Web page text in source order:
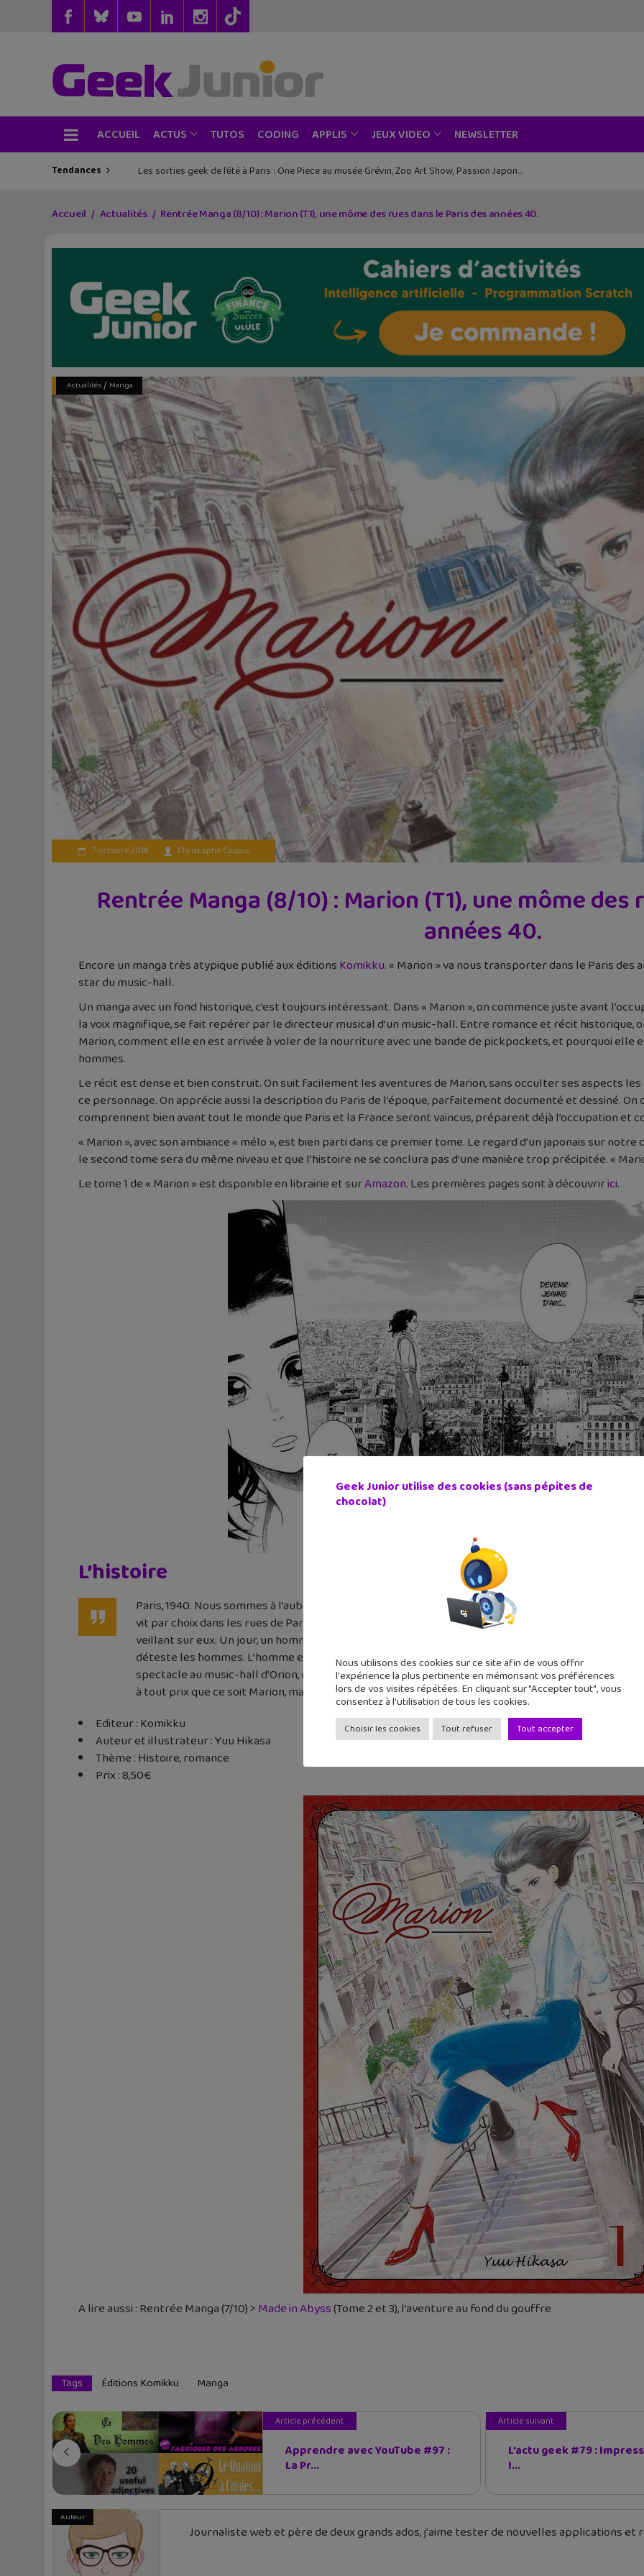
ACCUEIL ACTUS TUTOS CODING APPLIS JEUX VIDEO NEWSLETTER
Tendances Les sorties geek de l’été à Paris : One Piece au musée Grévin, Zoo Art Show, Passion Japon…
Accueil Actualités Rentrée Manga (8/10) : Marion (T1), une môme des rues dans le Paris des années 40.
Actualités/ Manga
7 octobre 2018 Christophe Coquis
Rentrée Manga (8/10) : Marion (T1), une môme
années 40.
Encore un manga très atypique publié aux éditionsKomikku. « Marion » va nous transporter dans le Paris des
star du music-hall.
Un manga avec un fond historique, c’est toujours intéressant. Dans « Marion », on commence juste avant
la voix magnifique, se fait repérer par le directeur musical d’un music-hall. Entre romance et récit historique,
Marion, comment elle en est arrivée à voler de la nourriture avec une bande de pickpockets, et pourquoi elle
hommes.
Le récit est dense et bien construit. On suit facilement les aventures de Marion, sans occulter ses aspects
ce personnage. On apprécie aussi la description du Paris de l’époque, parfaitement documenté et dessiné.
comprennent bien avant tout le monde que Paris et la France seront vaincus, préparent déjà l’occupation et
« Marion », avec son ambiance « mélo », est bien parti dans ce premier tome. Le regard d’un japonais sur
le second tome sera du même niveau et que l’histoire ne se conclura pas d’une manière trop précipitée. «
Le tome 1 de « Marion » est disponible en librairie et surAmazon. Les premières pages sont à découvririci.
L’histoire
Paris, 1940. Nous sommes à l’aube de la Seconde Guerre mondiale et de l’invasion de la capitale
vit par choix dans les rues de Paris. Elle est à la tête d’un groupe d’enfants qu’elle aide à voler
veillant sur eux. Un jour, un homme qui passe près d’elle l’entend chanter. Subjugué par sa voix, il
déteste les hommes. L’homme est déterminé et il insiste : il s’appelle Aaron Rosenberg et il est
spectacle au music-hall d’Orion, mais il n’a pas encore trouvé de chanteuse pour interpréter le
à tout prix que ce soit Marion, mais cette dernière refuse catégoriquement. Comment pourra-t-il
Editeur : Komikku
Auteur et illustrateur : Yuu Hikasa
Thème : Histoire, romance
Prix : 8,50€
A lire aussi :Rentrée Manga (7/10) >Made in Abyss(Tome 2 et 3), l’aventure au fond du gouffre
Tags Éditions Komikku Manga
Article précédent
Apprendre avec YouTube #97 :
La Pr...
Article suivant
L’actu geek #79 :
I...
Auteur
Journaliste web et père de deux grands ados, j'aime tester de nouvelles applications
Geek Junior utilise des cookies (sans pépites de
chocolat)
Nous utilisons des cookies sur ce site afin de vous offrir
l'expérience la plus pertinente en mémorisant vos préférences
lors de vos visites répétées. En cliquant sur "Accepter tout", vous
consentez à l'utilisation de tous les cookies.
Choisir les cookies Tout refuser Tout accepter